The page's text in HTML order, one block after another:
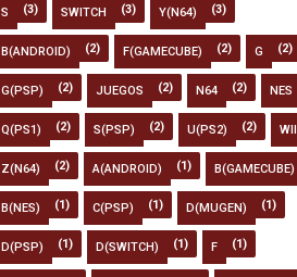
S (3) SWITCH (3) Y(N64) (3)
B(ANDROID) (2) F(GAMECUBE) (2) G (2)
G(PSP) (2) JUEGOS (2) N64 (2) NES
Q(PS1) (2) S(PSP) (2) U(PS2) (2) WII
Z(N64) (2) A(ANDROID) (1) B(GAMECUBE)
B(NES) (1) C(PSP) (1) D(MUGEN) (1)
D(PSP) (1) D(SWITCH) (1) F (1)